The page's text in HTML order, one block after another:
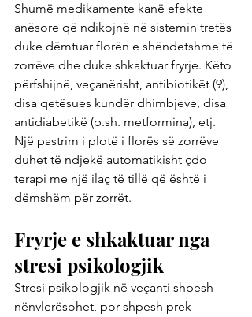
Shumë medikamente kanë efekte
anësore që ndikojnë në sistemin tretës
duke dëmtuar florën e shëndetshme të
zorrëve dhe duke shkaktuar fryrje. Këto
përfshijnë, veçanërisht, antibiotikët (9),
disa qetësues kundër dhimbjeve, disa
antidiabetikë (p.sh. metformina), etj.
Një pastrim i plotë i florës së zorrëve
duhet të ndjekë automatikisht çdo
terapi me një ilaç të tillë që është i
dëmshëm për zorrët.
Fryrje e shkaktuar nga
stresi psikologjik
Stresi psikologjik në veçanti shpesh
nënvlerësohet, por shpesh prek